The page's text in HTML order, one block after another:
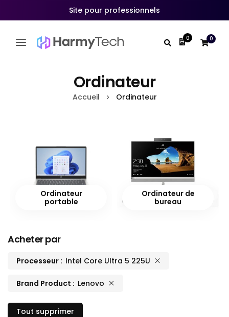
Site pour professionnels
Mon devis
0 0
Ordinateur
Accueil Ordinateur
Ordinateur
portable
Ordinateur de
bureau
Acheter par
Processeur Intel Core Ultra 5 225U
Brand Product Lenovo
Tout supprimer